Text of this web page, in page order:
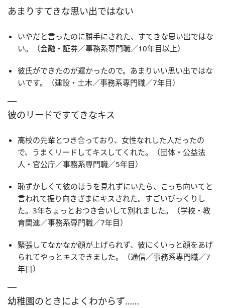
あまりすてきな思い出ではない
いやだと言ったのに勝手にされた、すてきな思い出ではな
い。（金融・証券／事務系専門職／10年目以上）
彼氏ができたのが遅かったので。あまりいい思い出ではな
いです。（建設・土木／事務系専門職／7年目）
彼のリードですてきなキス
高校の先輩とつき合っており、女性なれした人だったの
で、うまくリードしてキスしてくれた。（団体・公益法
人・官公庁／事務系専門職／5年目）
恥ずかしくて彼のほうを見れずにいたら、こっち向いてと
言われて振り向きざまにキスされた。すごいびっくりし
た。3年ちょっとおつき合いして別れました。（学校・教
育関連／事務系専門職／7年目）
緊張してなかなか顔が上げられず、彼にくいっと顔をあげ
られてやっとキスできました。（通信／事務系専門職／7
年目）
幼稚園のときによくわからず……